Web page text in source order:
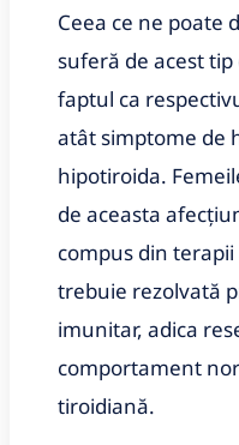
Ceea ce ne poate
suferă de acest
faptul ca
atât simptome de
hipotiroida.
de aceasta
compus din
trebuie rezolvată
imunitar, adica
comportament
tiroidiană.